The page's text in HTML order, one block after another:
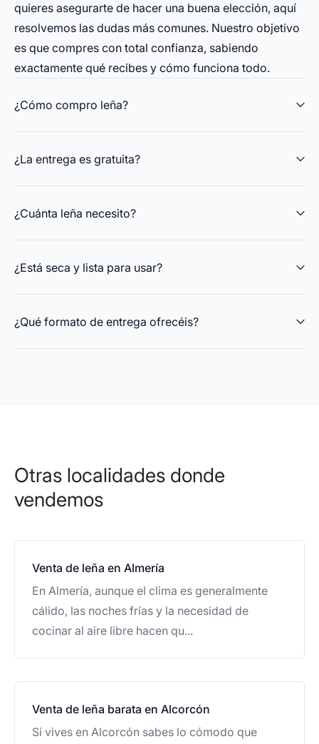
quieres asegurarte de hacer una buena elección, aquí
resolvemos las dudas más comunes. Nuestro objetivo
es que compres con total confianza, sabiendo
exactamente qué recibes y cómo funciona todo.
¿Cómo compro leña?
¿La entrega es gratuita?
¿Cuánta leña necesito?
¿Está seca y lista para usar?
¿Qué formato de entrega ofrecéis?
Otras localidades donde
vendemos
Venta de leña en Almería
En Almería, aunque el clima es generalmente
cálido, las noches frías y la necesidad de
cocinar al aire libre hacen qu...
Venta de leña barata en Alcorcón
Si vives en Alcorcón sabes lo cómodo que